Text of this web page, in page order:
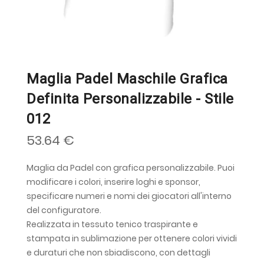
Maglia Padel Maschile Grafica
Definita Personalizzabile - Stile
012
53.64 €
Maglia da Padel con grafica personalizzabile. Puoi
modificare i colori, inserire loghi e sponsor,
specificare numeri e nomi dei giocatori all'interno
del configuratore.
Realizzata in tessuto tenico traspirante e
stampata in sublimazione per ottenere colori vividi
e duraturi che non sbiadiscono, con dettagli